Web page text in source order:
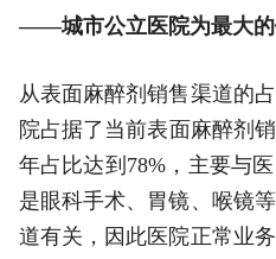
——城市公立医院为最大的
从表面麻醉剂销售渠道的
院占据了当前表面麻醉剂
年占比达到78%，主要与
是眼科手术、胃镜、喉镜
道有关，因此医院正常业